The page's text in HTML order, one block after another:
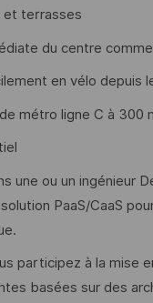
terrasses
du centre
en vélo depuis
métro ligne C à 300
une ou un ingénieur
PaaS/CaaS
participez à la mise
basées sur des